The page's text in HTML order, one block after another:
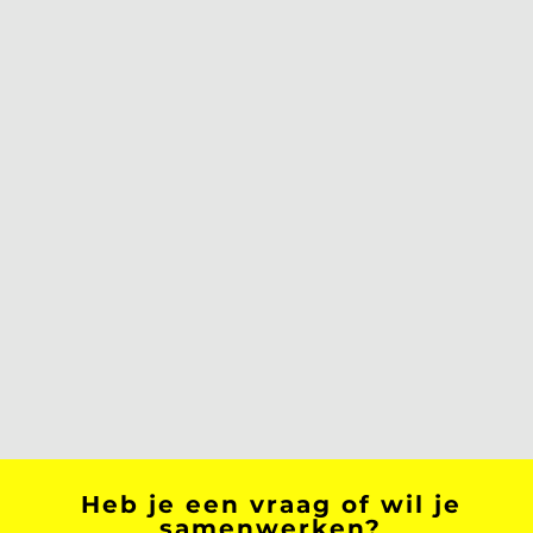
Heb je een vraag of wil je